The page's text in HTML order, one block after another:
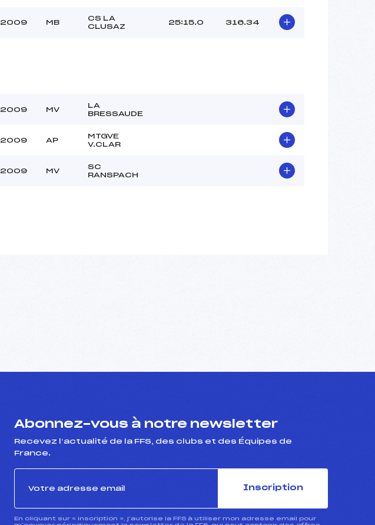
2009 MB
CS LA
CLUSAZ
25:15.0 316.34
2009 MV
LA
BRESSAUDE
2009 AP
MTGVE
V.CLAR
2009 MV
SC
RANSPACH
Abonnez-vous à notre newsletter
Recevez l’actualité de la FFS, des clubs et des Équipes de
France.
Inscription
En cliquant sur « inscription », j’autorise la FFS à utiliser mon adresse email pour